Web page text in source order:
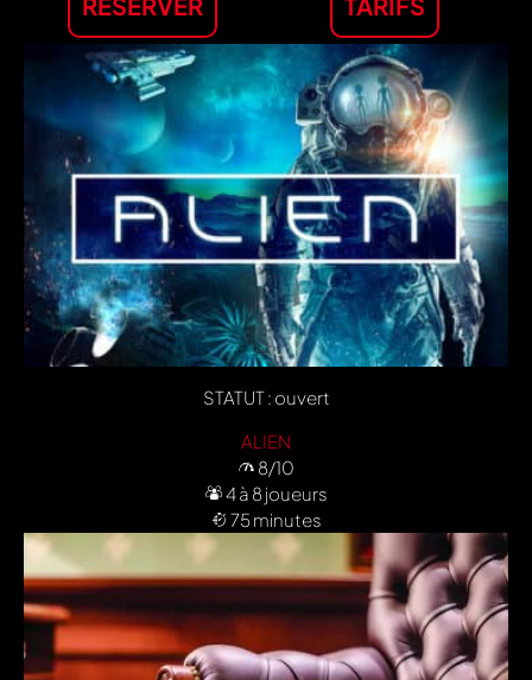
STATUT : ouvert
ALIEN
8/10
4 à 8 joueurs
75 minutes